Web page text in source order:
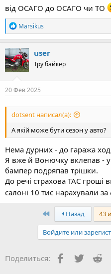
від ОСАГО до ОСАГО чи ТО
R
e
a
c
t
i
o
n
s
Marsikus
user
Тру байкер
20 Фев 2025
dotsent написал(а):
А якій може бути сезон у авто?
Нема дурних - до гаража
Я вже й Вонючку вклепав - у
бампер подряпав трішки.
До речі страхова ТАС гроші
салоні 10 тис нарахували
First Назад 43
Войдите или
Поделиться: Facebook
Twitter